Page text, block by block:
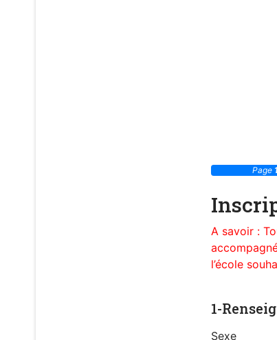
Page
A savoir :
l’école
1-
Sexe